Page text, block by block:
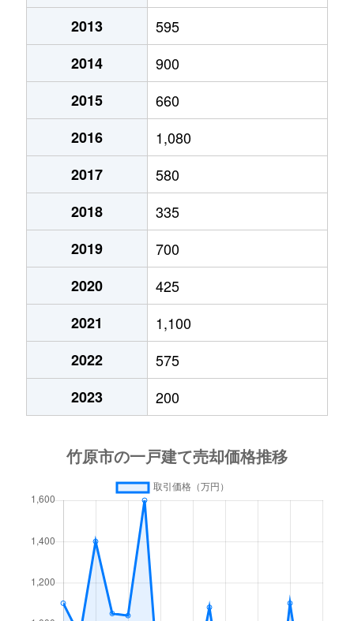
2013
595
2014
900
2015
660
2016
1,080
2017
580
2018
335
2019
700
2020
425
2021
1,100
2022
575
2023
200